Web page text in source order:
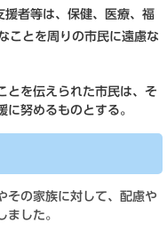
者等は、保健、医療、福
ことを周りの市民に遠慮な
とを伝えられた市民は、そ
努めるものとする。
その家族に対して、配慮や
ました。